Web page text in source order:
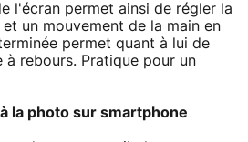
l'écran permet ainsi de régler la
un mouvement de la main en
permet quant à lui de
à rebours. Pratique pour un
la photo sur smartphone